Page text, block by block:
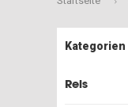
Kategorien
Reis